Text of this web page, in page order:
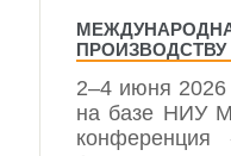
ПРОИЗВОДСТВУ
2–4 июня
на базе НИУ
конференция